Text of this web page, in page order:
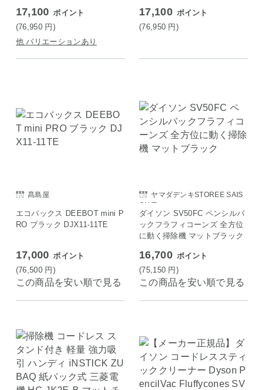
17,100 ポイント
(76,950 円)
他 バリエーションあり
17,100 ポイント
(76,950 円)
髙島屋
エコバックス DEEBOT mini P
RO ブラック DJX11-11TE
17,000 ポイント
(76,500 円)
この商品を安い順で見る
ヤマダデンキSTOREE SAIS
ON店
ダイソン SV50FC ペンシルバ
ックフラフィコーンズ 全方位
に動く掃除機 マットブラック
16,700 ポイント
(75,150 円)
この商品を安い順で見る